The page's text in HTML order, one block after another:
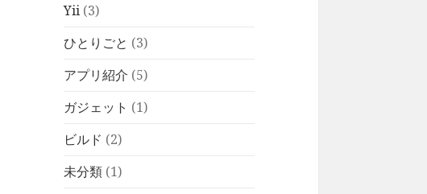
Yii (3)
ひとりごと (3)
アプリ紹介 (5)
ガジェット (1)
ビルド (2)
未分類 (1)